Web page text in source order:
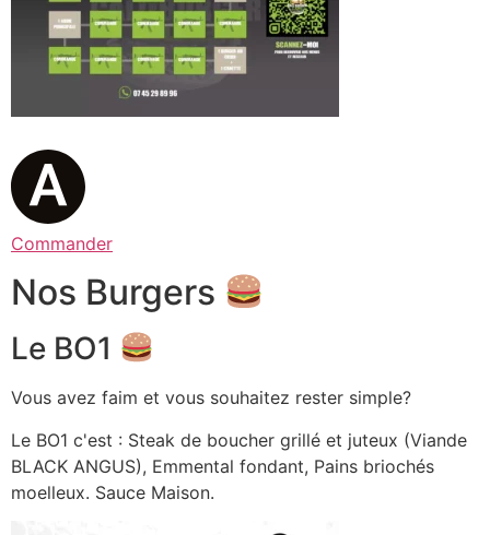
Commander
Nos Burgers
Le BO1
Vous avez faim et vous souhaitez rester simple?
Le BO1 c'est : Steak de boucher grillé et juteux (Viande
BLACK ANGUS), Emmental fondant, Pains briochés
moelleux. Sauce Maison.